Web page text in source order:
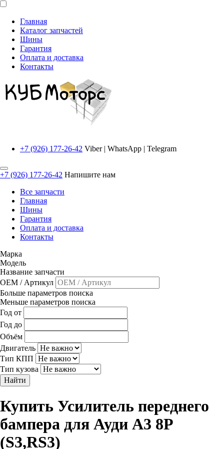
Главная
Каталог запчастей
Шины
Гарантия
Оплата и доставка
Контакты
+7 (926) 177-26-42 Viber | WhatsApp | Telegram
+7 (926) 177-26-42 Напишите нам
Все запчасти
Главная
Шины
Гарантия
Оплата и доставка
Контакты
Марка
Модель
Название запчасти
OEM / Артикул
Больше параметров поиска
Меньше параметров поиска
Год от
Год до
Объём
Двигатель
Тип КПП
Тип кузова
Найти
Купить Усилитель переднего
бампера для Ауди A3 8P
(S3,RS3)